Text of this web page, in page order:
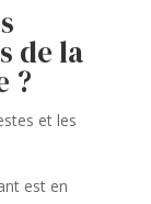
de la
?
et les
est en